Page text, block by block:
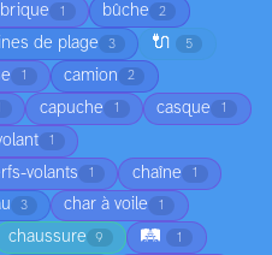
brique 1 bûche 2
de plage 3 🔌 5
1 camion 2
capuche 1 casque 1
1
volants 1 chaîne 1
3 char à voile 1
chaussure 9 🛤️ 1